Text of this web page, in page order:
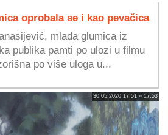
oprobala se i kao pevačica
mlada glumica iz
publika pamti po ulozi u filmu
po više uloga u...
30.05.2020 17:51 » 17:53